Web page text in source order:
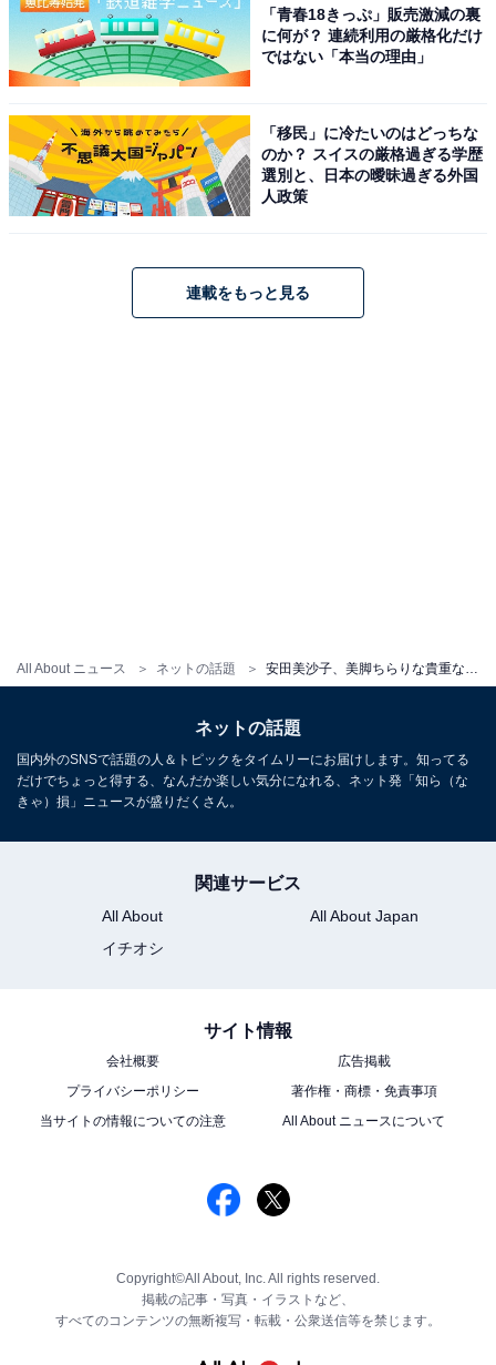
All About ニュース ネットの話題
「青春18きっぷ」販売激減の裏
に何が？ 連続利用の厳格化だけ
ではない「本当の理由」
「移民」に冷たいのはどっちな
のか？ スイスの厳格過ぎる学歴
選別と、日本の曖昧過ぎる外国
人政策
連載をもっと見る
ネットの話題
国内外のSNSで話題の人＆トピックをタイムリーにお届けします。知ってる
だけでちょっと得する、なんだか楽しい気分になれる、ネット発「知ら（な
きゃ）損」ニュースが盛りだくさん。
関連サービス
All About
All About Japan
イチオシ
サイト情報
会社概要
広告掲載
プライバシーポリシー
著作権・商標・免責事項
当サイトの情報についての注意
All About ニュースについて
Copyright©All About, Inc. All rights reserved.
掲載の記事・写真・イラストなど、
すべてのコンテンツの無断複写・転載・公衆送信等を禁じます。